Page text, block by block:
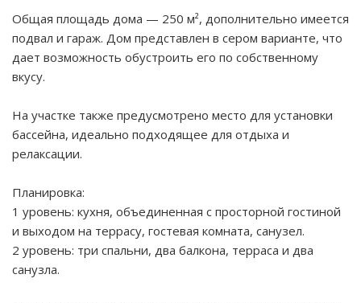
Общая площадь дома — 250 м², дополнительно имеется
подвал и гараж. Дом представлен в сером варианте, что
дает возможность обустроить его по собственному
вкусу.
На участке также предусмотрено место для установки
бассейна, идеально подходящее для отдыха и
релаксации.
Планировка:
1 уровень: кухня, объединенная с просторной гостиной
и выходом на террасу, гостевая комната, санузел.
2 уровень: три спальни, два балкона, терраса и два
санузла.